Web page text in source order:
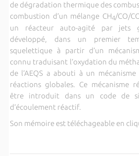
de dégradation thermique des
combustion d’un mélange CH4/CO/
un réacteur auto-agité par jets
développé, dans un premier
squelettique à partir d’un
connu traduisant l’oxydation du
de l’AEQS a abouti à un
réactions globales. Ce mécanisme
être introduit dans un code de
d’écoulement réactif.
Son mémoire est téléchageable en